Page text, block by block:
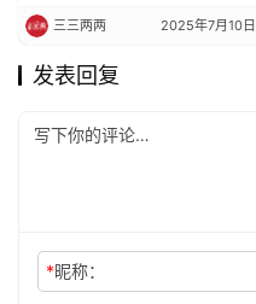
三三两两 2025年7月10日
发表回复
*昵称：